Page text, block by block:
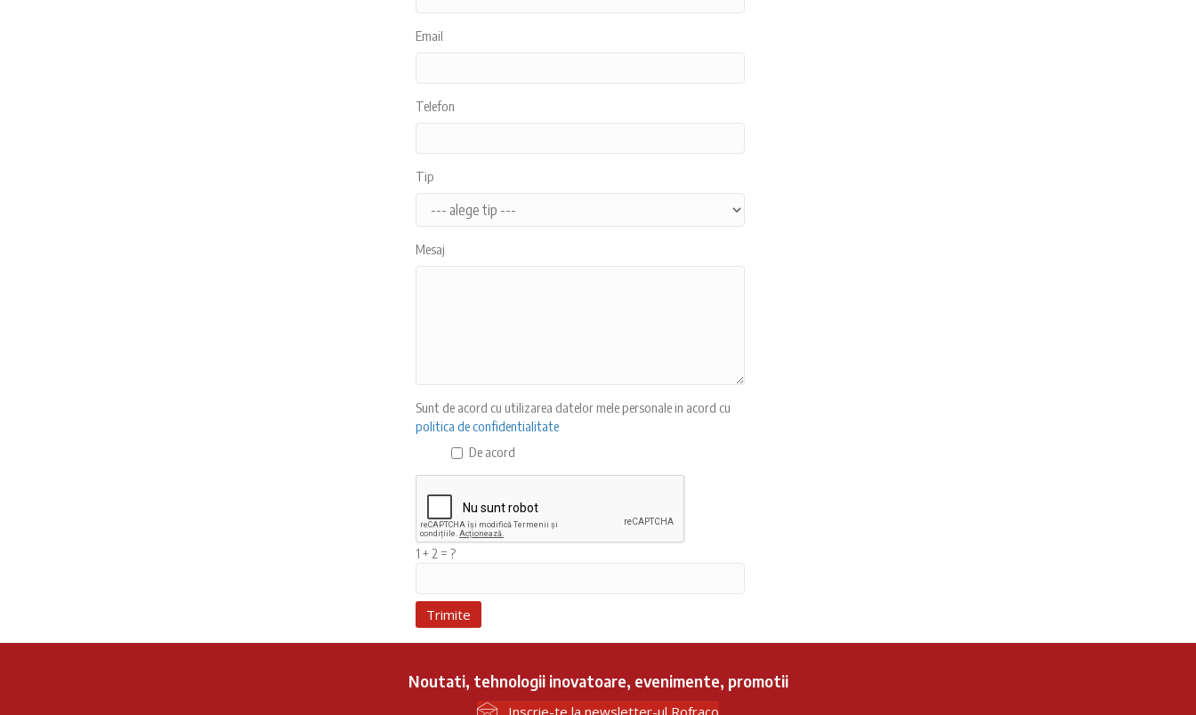
Email
Telefon
Tip
Mesaj
Sunt de acord cu utilizarea datelor mele personale in acord cu
politica de confidentialitate
De acord
1 + 2 = ?
Noutati, tehnologii inovatoare, evenimente, promotii